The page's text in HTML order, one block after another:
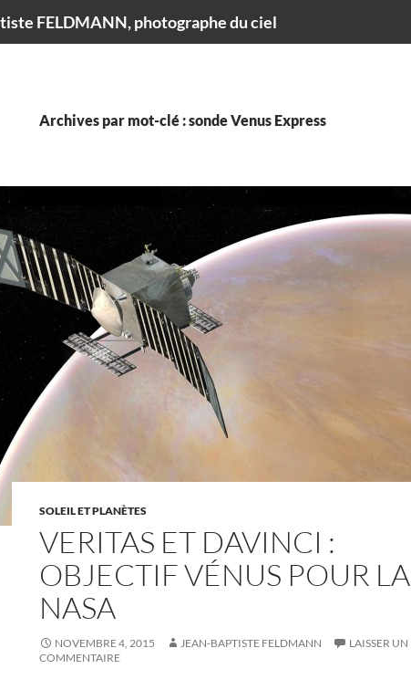
FELDMANN, photographe du ciel
Archives par mot-clé : sonde Venus Express
SOLEIL ET PLANÈTES
VERITAS ET DAVINCI :
OBJECTIF VÉNUS POUR LA
NASA
NOVEMBRE 4, 2015 JEAN-BAPTISTE FELDMANN
LAISSER UN
COMMENTAIRE